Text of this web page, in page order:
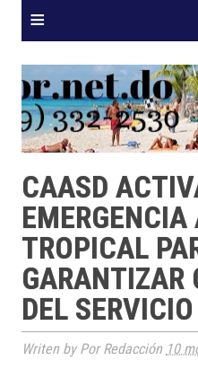
≡
CAASD
TROPICAL
GARANTIZAR
DEL SERVICIO
Writen by Por Redacción 10